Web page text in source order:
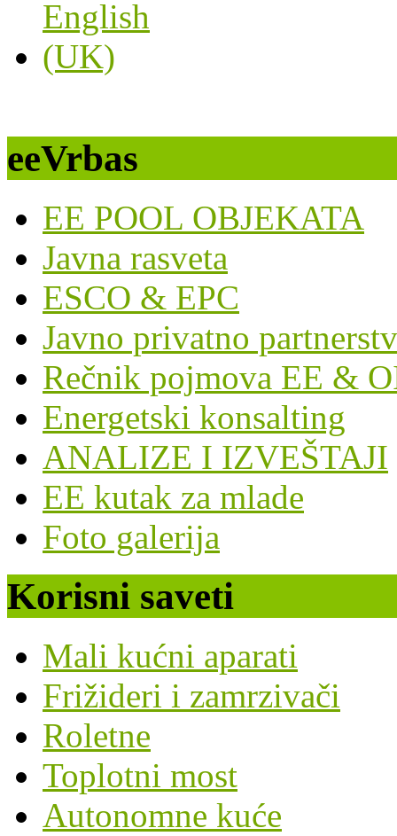
eeVrbas
EE POOL OBJEKATA
Javna rasveta
ESCO & EPC
Javno privatno
Rečnik pojmova EE &
Energetski konsalting
ANALIZE I IZVEŠTAJI
EE kutak za mlade
Foto galerija
Korisni saveti
Mali kućni aparati
Frižideri i zamrzivači
Roletne
Toplotni most
Autonomne kuće